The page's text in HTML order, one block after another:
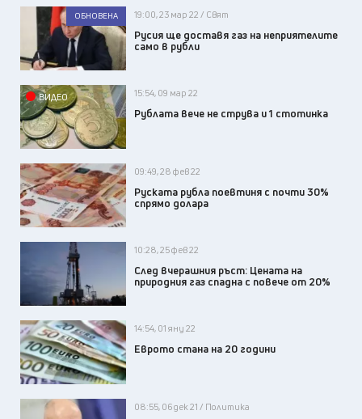
ОБНОВЕНА 19:00, 23 мар 22 / Свят
Русия ще доставя газ на неприятелите
само в рубли
ВИДЕО 15:54, 09 мар 22
Рублата вече не струва и 1 стотинка
09:49, 28 фев 22
Руската рубла поевтиня с почти 30%
спрямо долара
10:28, 25 фев 22
След вчерашния ръст: Цената на
природния газ спадна с повече от 20%
14:54, 01 яну 22
Еврото стана на 20 години
08:55, 06 дек 21 / Политика